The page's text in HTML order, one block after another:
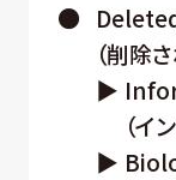
●
（削除
▶
（イ
▶